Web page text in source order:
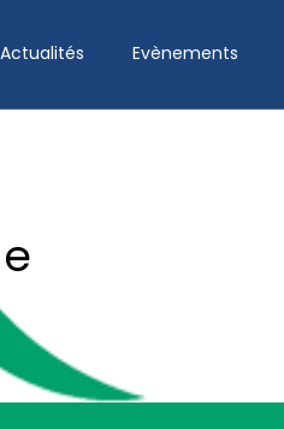
Actualités Evènements